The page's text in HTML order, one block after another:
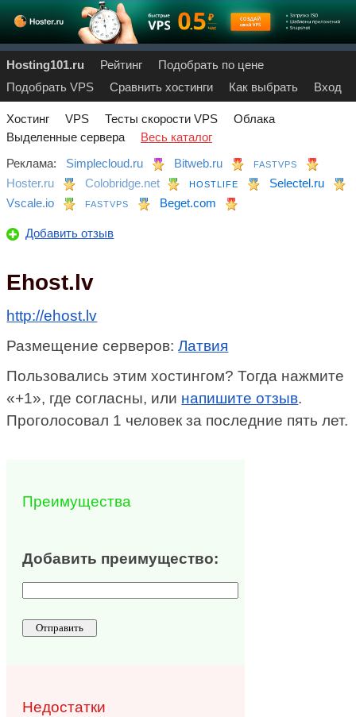
Hosting101.ru Рейтинг
Подобрать по цене
Подобрать VPS
Сравнить хостинги Как выбрать Вход
Хостинг VPS Тесты скорости VPS
Облака
Выделенные сервера
Весь каталог
Реклама:
Simplecloud.ru Bitweb.ru FASTVPS
Hoster.ru Colobridge.net HOSTLIFE
Selectel.ru
Vscale.io
FASTVPS Beget.com
Добавить отзыв
Ehost.lv
http://ehost.lv
Размещение серверов:Латвия
Пользовались этим хостингом? Тогда нажмите
«+1», где согласны, или напишите отзыв.
Проголосовал 1 человек за последние пять лет.
Преимущества
Добавить преимущество:
Недостатки